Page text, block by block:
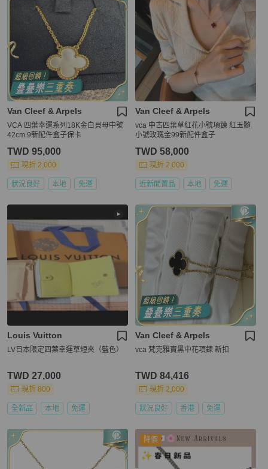
Van Cleef & Arpels
VCA 四葉幸運系列18K金白貝母中號
42cm 9新配件盒子保卡
TWD 95,000
現折 2,000
狀況良好 本地 免運
Van Cleef & Arpels
vca 中古四葉草紅花小號項鍊 紅玉髓
小號玫瑰金99新配件盒子
TWD 58,000
現折 2,000
近新閒置品 本地 免運
Louis Vuitton
LV日本限定四葉幸運草短夾（藍色）
TWD 27,000
現折 800
全新品 本地 免運
Van Cleef & Arpels
vca 梵克雅寶黑中花項鍊 新扣
TWD 84,416
現折 2,000
狀況良好 香港 免運
降價